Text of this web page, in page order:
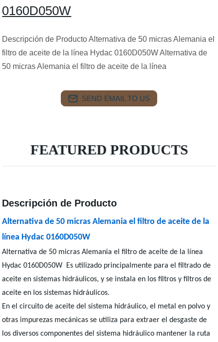
0160D050W
Descripción de Producto Alternativa de 50 micras Alemania el
filtro de aceite de la línea Hydac 0160D050W Alternativa de
50 micras Alemania el filtro de aceite de la línea
SEND EMAIL TO US
FEATURED PRODUCTS
Descripción de Producto
Alternativa de 50 micras Alemania el filtro de aceite de la
línea Hydac 0160D050W
Alternativa de 50 micras Alemania el filtro de aceite de la línea
Hydac 0160D050W Es utilizado principalmente para el filtrado de
aceite en sistemas hidráulicos, y se instala en los filtros y filtros de
aceite en los sistemas hidráulicos.
En el circuito de aceite del sistema hidráulico, el metal en polvo y
otras impurezas mecánicas se utiliza para extraer el desgaste de
los diversos componentes del sistema hidráulico mantener la ruta